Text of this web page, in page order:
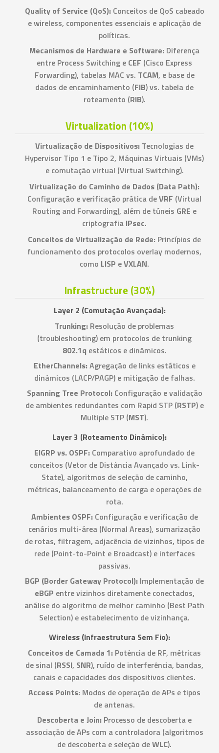
Quality of Service (QoS): Conceitos de QoS cabeado
e wireless, componentes essenciais e aplicação de
políticas.
Mecanismos de Hardware e Software: Diferença
entre Process Switching e CEF (Cisco Express
Forwarding), tabelas MAC vs. TCAM, e base de
dados de encaminhamento (FIB) vs. tabela de
roteamento (RIB).
Virtualization (10%)
Virtualização de Dispositivos: Tecnologias de
Hypervisor Tipo 1 e Tipo 2, Máquinas Virtuais (VMs)
e comutação virtual (Virtual Switching).
Virtualização do Caminho de Dados (Data Path):
Configuração e verificação prática deVRF (Virtual
Routing and Forwarding), além de túneis GRE e
criptografia IPsec.
Conceitos de Virtualização de Rede: Princípios de
funcionamento dos protocolos overlay modernos,
como LISP eVXLAN.
Infrastructure (30%)
Layer 2 (Comutação Avançada):
Trunking: Resolução de problemas
(troubleshooting) em protocolos de trunking
802.1q estáticos e dinâmicos.
EtherChannels: Agregação de links estáticos e
dinâmicos (LACP/PAGP) e mitigação de falhas.
Spanning Tree Protocol: Configuração e validação
de ambientes redundantes com Rapid STP (RSTP) e
Multiple STP (MST).
Layer 3 (Roteamento Dinâmico):
EIGRP vs. OSPF: Comparativo aprofundado de
conceitos (Vetor de Distância Avançado vs. Link-
State), algoritmos de seleção de caminho,
métricas, balanceamento de carga e operações de
rota.
Ambientes OSPF: Configuração e verificação de
cenários multi-área (Normal Areas), sumarização
de rotas, filtragem, adjacência de vizinhos, tipos de
rede (Point-to-Point e Broadcast) e interfaces
passivas.
BGP (Border Gateway Protocol): Implementação de
eBGP entre vizinhos diretamente conectados,
análise do algoritmo de melhor caminho (Best Path
Selection) e estabelecimento de vizinhança.
Wireless (Infraestrutura Sem Fio):
Conceitos de Camada 1: Potência de RF, métricas
de sinal (RSSI, SNR), ruído de interferência, bandas,
canais e capacidades dos dispositivos clientes.
Access Points: Modos de operação de APs e tipos
de antenas.
Descoberta e Join: Processo de descoberta e
associação de APs com a controladora (algoritmos
de descoberta e seleção deWLC).